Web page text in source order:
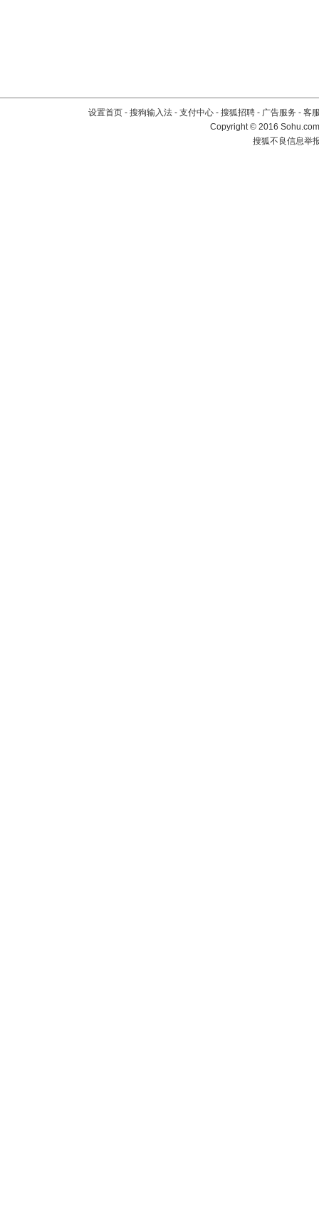
设置首页 - 搜狗输入法 - 支付中心 - 搜狐招聘 - 广告服务 - 客
Copyright©2016
搜狐不良信息举